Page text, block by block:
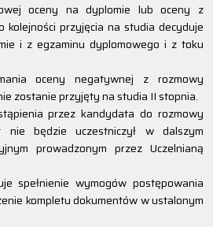
oceny na dyplomie lub oceny z
kolejności przyjęcia na studia decyduje
i z egzaminu dyplomowego i z toku
oceny negatywnej z rozmowy
zostanie przyjęty na studia II stopnia.
przez kandydata do rozmowy
nie będzie uczestniczył w dalszym
prowadzonym przez Uczelnianą
spełnienie wymogów postępowania
kompletu dokumentów w ustalonym